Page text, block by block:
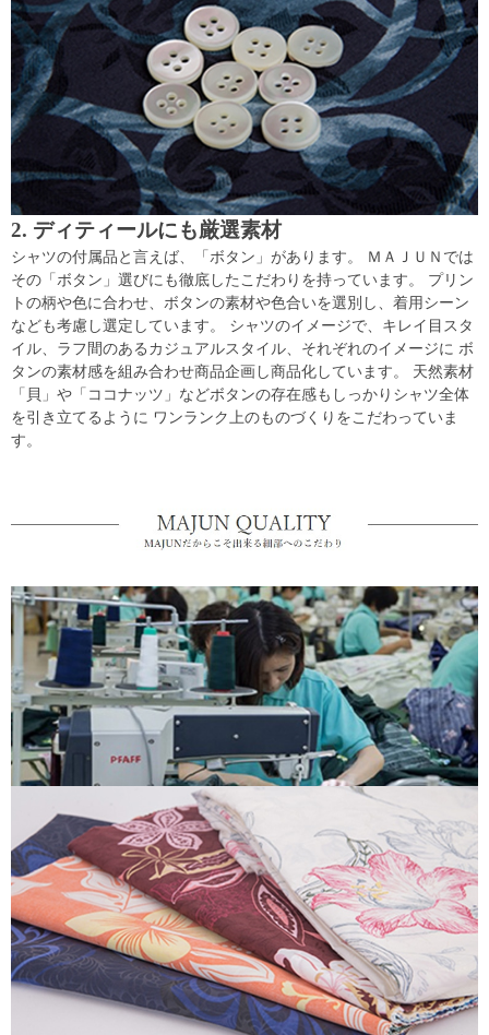
2. ディティールにも厳選素材
シャツの付属品と言えば、「ボタン」があります。 ＭＡＪＵＮでは
その「ボタン」選びにも徹底したこだわりを持っています。 プリン
トの柄や色に合わせ、ボタンの素材や色合いを選別し、着用シーン
なども考慮し選定しています。 シャツのイメージで、キレイ目スタ
イル、ラフ間のあるカジュアルスタイル、それぞれのイメージに ボ
タンの素材感を組み合わせ商品企画し商品化しています。 天然素材
「貝」や「ココナッツ」などボタンの存在感もしっかりシャツ全体
を引き立てるように ワンランク上のものづくりをこだわっていま
す。